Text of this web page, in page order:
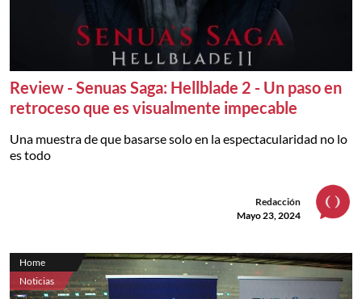
Review - Senuas Saga: Hellblade 2 - Un paso en
retroceso que es visualmente impecable
Una muestra de que basarse solo en la espectacularidad no lo
es todo
Redacción
Mayo 23, 2024
Home
Noticias